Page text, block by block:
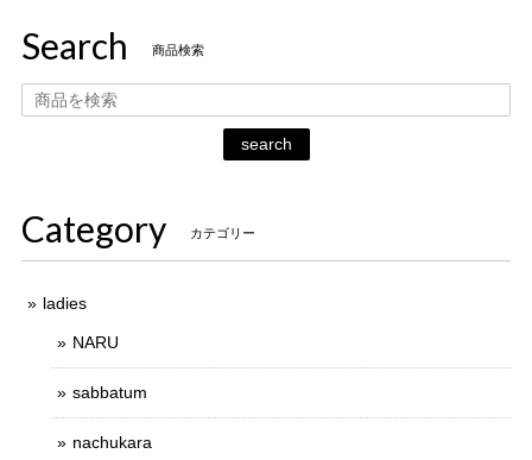
Search 商品検索
search
Category カテゴリー
ladies
NARU
sabbatum
nachukara